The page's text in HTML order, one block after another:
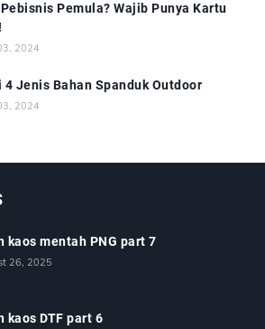
Pemula? Wajib Punya Kartu
2024
4 Jenis Bahan Spanduk Outdoor
2024
kaos mentah PNG part 7
26, 2025
kaos DTF part 6